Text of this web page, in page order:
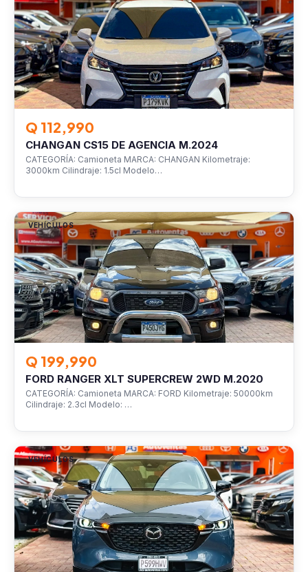
Q 112,990
CHANGAN CS15 DE AGENCIA M.2024
CATEGORÍA: Camioneta MARCA: CHANGAN Kilometraje:
3000km Cilindraje: 1.5cl Modelo…
VEHÍCULOS
Q 199,990
FORD RANGER XLT SUPERCREW 2WD M.2020
CATEGORÍA: Camioneta MARCA: FORD Kilometraje: 50000km
Cilindraje: 2.3cl Modelo: …
VEHÍCULOS